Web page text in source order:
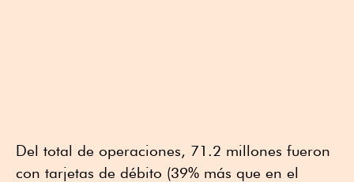
Del total de operaciones, 71.2 millones fueron
con tarjetas de débito (39% más que en el